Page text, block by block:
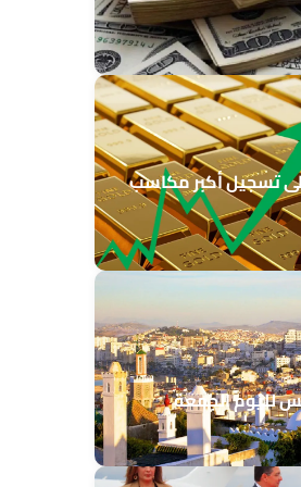
تسجيل أكبر مكاسب
لليوم الجمعة